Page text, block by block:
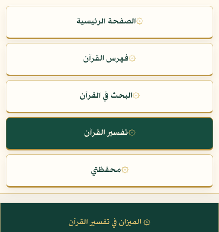
۞الصفحة الرئيسية
۞فهرس القرآن
۞البحث في القرآن
۞تفسير القرآن
۞محفظتي
۞ الميزان في تفسير القرآن